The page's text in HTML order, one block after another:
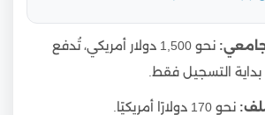
نحو 1,500 دولار أمريكي، تُدفع
التسجيل فقط.
نحو 170 دولارًا أمريكيًا.